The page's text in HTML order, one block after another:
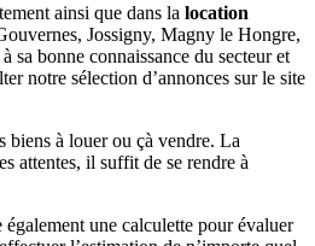
ainsi que dans la location
Jossigny, Magny le Hongre,
sa bonne connaissance du secteur et
notre sélection d’annonces sur le site
biens à louer ou çà vendre. La
attentes, il suffit de se rendre à
une calculette pour évaluer